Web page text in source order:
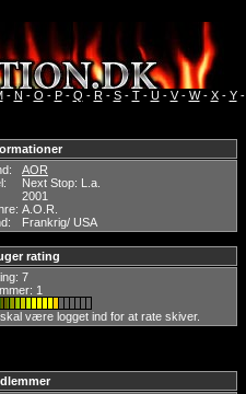
- N - O - P- Q - R- S- T- U- V- W- X- Y-
AOR
Next Stop: L.a.
2001
A.O.R.
Frankrig/ USA
rating
7
1
være logget ind for at rate skiver.